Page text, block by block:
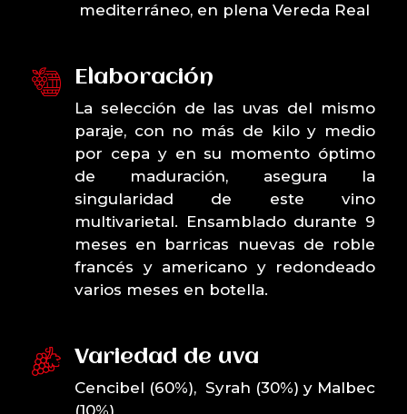
mediterráneo, en plena Vereda Real
Elaboración
La selección de las uvas del mismo
paraje, con no más de kilo y medio
por cepa y en su momento óptimo
de maduración, asegura la
singularidad de este vino
multivarietal. Ensamblado durante 9
meses en barricas nuevas de roble
francés y americano y redondeado
varios meses en botella.
Variedad de uva
Cencibel (60%), Syrah (30%) y Malbec